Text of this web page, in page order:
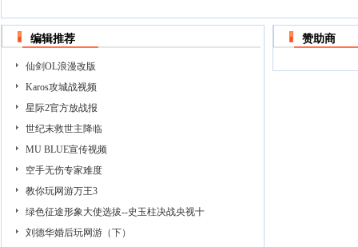
编辑推荐
仙剑OL浪漫改版
Karos攻城战视频
星际2官方放战报
世纪末救世主降临
MU BLUE宣传视频
空手无伤专家难度
教你玩网游万王3
绿色征途形象大使选拔--史玉柱决战央视十
刘德华婚后玩网游（下）
赞助商